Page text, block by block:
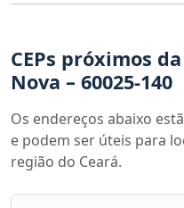
CEPs próximos
Nova – 60025-140
Os endereços abaixo
e podem ser úteis para
região do Ceará.